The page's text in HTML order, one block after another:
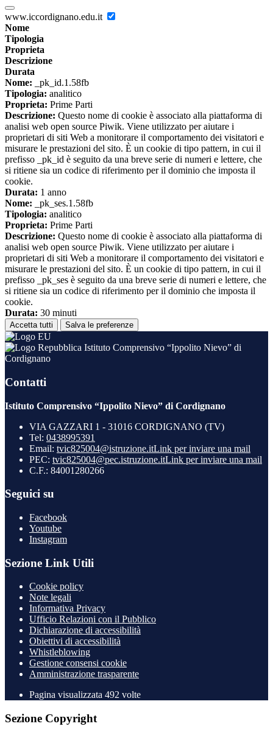
www.iccordignano.edu.it
Nome
Tipologia
Proprieta
Descrizione
Durata
Nome: _pk_id.1.58fb
Tipologia: analitico
Proprieta: Prime Parti
Descrizione: Questo nome di cookie è associato alla piattaforma di
analisi web open source Piwik. Viene utilizzato per aiutare i
proprietari di siti Web a monitorare il comportamento dei visitatori e
misurare le prestazioni del sito. È un cookie di tipo pattern, in cui il
prefisso _pk_id è seguito da una breve serie di numeri e lettere, che
si ritiene sia un codice di riferimento per il dominio che imposta il
cookie.
Durata: 1 anno
Nome: _pk_ses.1.58fb
Tipologia: analitico
Proprieta: Prime Parti
Descrizione: Questo nome di cookie è associato alla piattaforma di
analisi web open source Piwik. Viene utilizzato per aiutare i
proprietari di siti Web a monitorare il comportamento dei visitatori e
misurare le prestazioni del sito. È un cookie di tipo pattern, in cui il
prefisso _pk_ses è seguito da una breve serie di numeri e lettere, che
si ritiene sia un codice di riferimento per il dominio che imposta il
cookie.
Durata: 30 minuti
Accetta tutti Salva le preferenze
Istituto Comprensivo “Ippolito Nievo” di
Cordignano
Contatti
Istituto Comprensivo “Ippolito Nievo” di Cordignano
VIA GAZZARI 1 - 31016 CORDIGNANO (TV)
Tel: 0438995391
Email: tvic825004@istruzione.itLink per inviare una mail
PEC: tvic825004@pec.istruzione.itLink per inviare una mail
C.F.: 84001280266
Seguici su
Facebook
Youtube
Instagram
Sezione Link Utili
Cookie policy
Note legali
Informativa Privacy
Ufficio Relazioni con il Pubblico
Dichiarazione di accessibilità
Obiettivi di accessibilità
Whistleblowing
Gestione consensi cookie
Amministrazione trasparente
Pagina visualizzata 492 volte
Sezione Copyright